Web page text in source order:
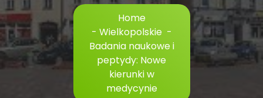
Home
- Wielkopolskie-
Badania naukowe i
peptydy: Nowe
kierunki w
medycynie